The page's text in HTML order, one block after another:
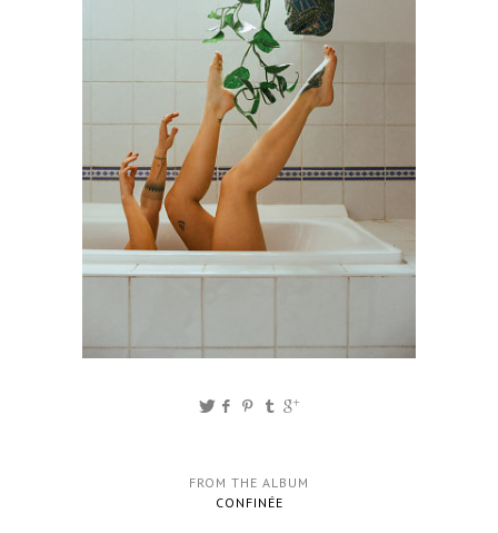
FROM THE ALBUM
CONFINÉE